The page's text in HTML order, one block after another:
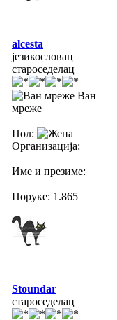
alcesta
језикословац
староседелац
Ван
мреже
Пол:
Организација:
Име и презиме:
Поруке: 1.865
Stoundar
староседелац